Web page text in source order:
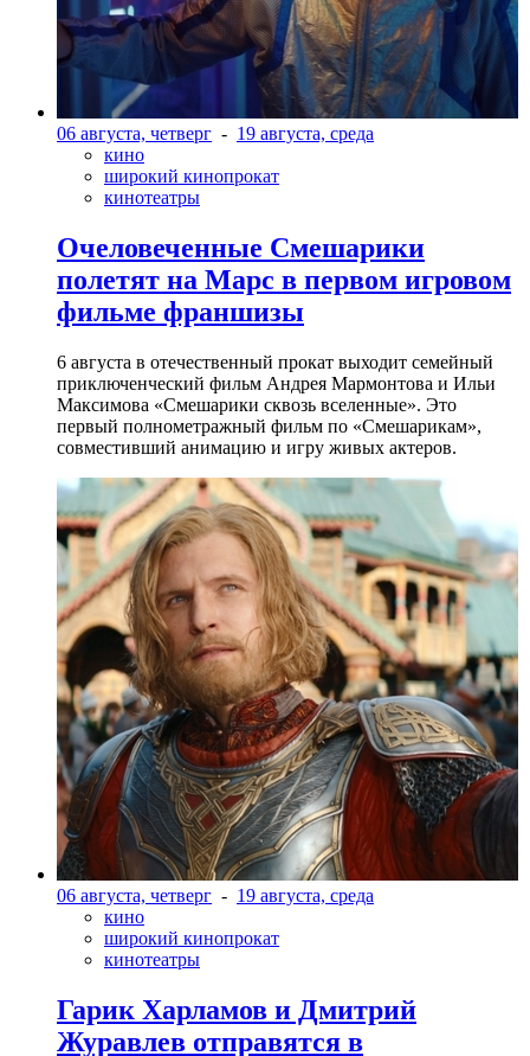
06 августа, четверг - 19 августа, среда
кино
широкий кинопрокат
кинотеатры
Очеловеченные Смешарики
полетят на Марс в первом игровом
фильме франшизы
6 августа в отечественный прокат выходит семейный
приключенческий фильм Андрея Мармонтова и Ильи
Максимова «Смешарики сквозь вселенные». Это
первый полнометражный фильм по «Смешарикам»,
совместивший анимацию и игру живых актеров.
06 августа, четверг - 19 августа, среда
кино
широкий кинопрокат
кинотеатры
Гарик Харламов и Дмитрий
Журавлев отправятся в